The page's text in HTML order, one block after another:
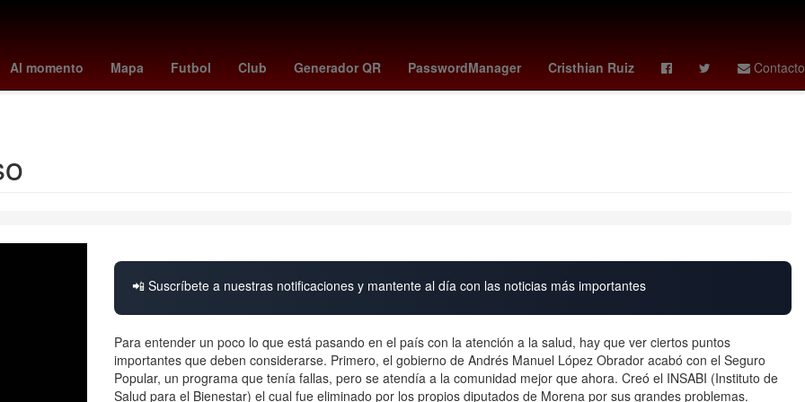
Al momento Mapa Futbol Club Generador QR PasswordManager Cristhian Ruiz Contacto
James primero de septiembre calendario noviembre 2025 Nominación Grandes Ligas de Béisbol
Juegos Olímpicos
Ricardo Salinas Pliego
📲 Suscríbete a nuestras notificaciones y mantente al día con las noticias más importantes
Para entender un poco lo que está pasando en el país con la atención a la salud, hay que ver ciertos puntos
importantes que deben considerarse. Primero, el gobierno de Andrés Manuel López Obrador acabó con el Seguro
Popular, un programa que tenía fallas, pero se atendía a la comunidad mejor que ahora. Creó el INSABI (Instituto de
Salud para el Bienestar) el cual fue eliminado por los propios diputados de Morena por sus grandes problemas.